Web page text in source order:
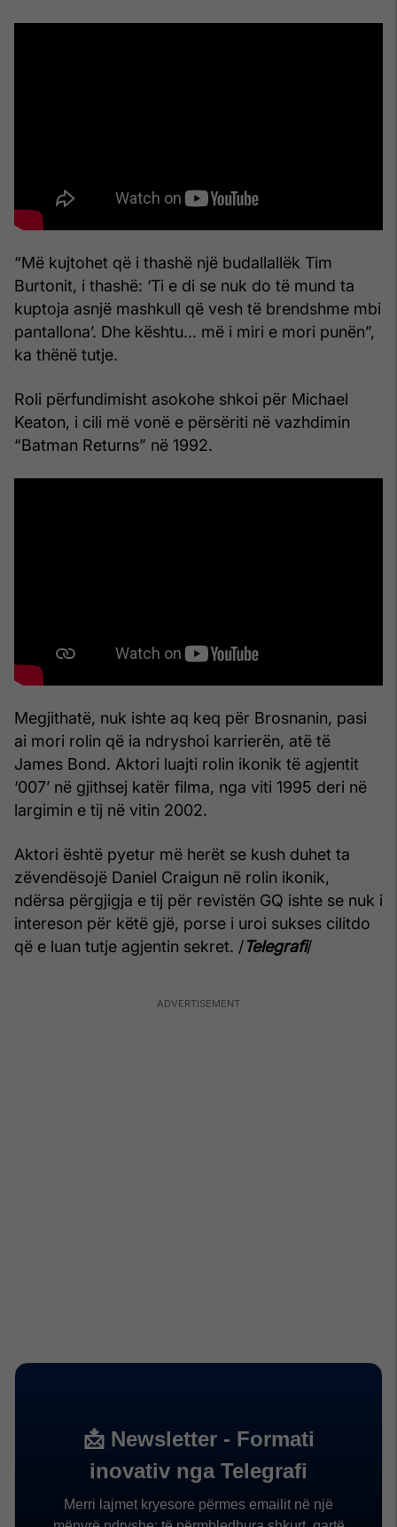
“Më kujtohet që i thashë një budallallëk Tim
Burtonit, i thashë: ‘Ti e di se nuk do të mund ta
kuptoja asnjë mashkull që vesh të brendshme mbi
pantallona’. Dhe kështu... më i miri e mori punën”,
ka thënë tutje.
Roli përfundimisht asokohe shkoi për Michael
Keaton, i cili më vonë e përsëriti në vazhdimin
“Batman Returns” në 1992.
Megjithatë, nuk ishte aq keq për Brosnanin, pasi
ai mori rolin që ia ndryshoi karrierën, atë të
James Bond. Aktori luajti rolin ikonik të agjentit
‘007’ në gjithsej katër filma, nga viti 1995 deri në
largimin e tij në vitin 2002.
Aktori është pyetur më herët se kush duhet ta
zëvendësojë Daniel Craigun në rolin ikonik,
ndërsa përgjigja e tij për revistën GQ ishte se nuk i
intereson për këtë gjë, porse i uroi sukses cilitdo
që e luan tutje agjentin sekret. /Telegrafi/